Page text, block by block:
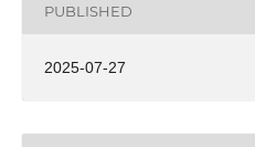
PUBLISHED
2025-07-27